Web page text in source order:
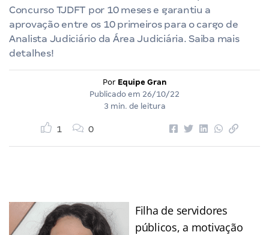
Concurso TJDFT por 10 meses e garantiu a
aprovação entre os 10 primeiros para o cargo de
Analista Judiciário da Área Judiciária. Saiba mais
detalhes!
Por Equipe Gran
Publicado em 26/10/22
3 min. de leitura
1 0
Filha de servidores
públicos, a motivação